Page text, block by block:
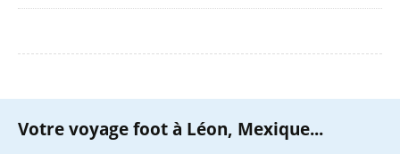
Votre voyage foot à Léon, Mexique...